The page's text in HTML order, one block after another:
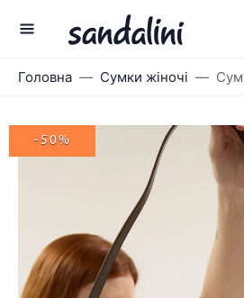
Головна Сумки жіночі
-50%